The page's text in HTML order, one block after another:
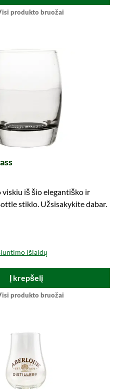
produkto bruožai
iš šio elegantiško ir
stiklo. Užsisakykite dabar.
išlaidų
Į krepšelį
produkto bruožai